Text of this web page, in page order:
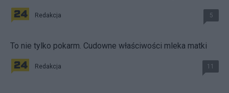
Redakcja 5
To nie tylko pokarm. Cudowne właściwości mleka matki
Redakcja 11